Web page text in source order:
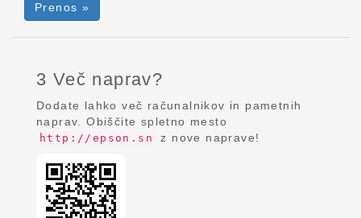
Prenos »
3 Več naprav?
Dodate lahko več računalnikov in pametnih
naprav. Obiščite spletno mesto
http://epson.sn z nove naprave!